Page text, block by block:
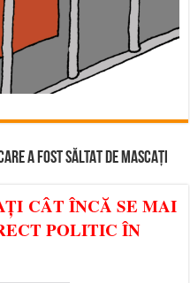
A FOST SĂLTAT DE MASCAȚI
CÂT ÎNCĂ SE MAI
POLITIC ÎN